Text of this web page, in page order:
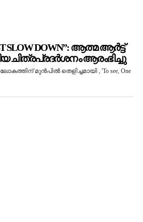
SLOW DOWN”: ആത്മ ആർട്ട്
ചിത്രപ്രദർശനം ആരംഭിച്ചു
മുൻപിൽ തെളിച്ചമായി , 'To see, One